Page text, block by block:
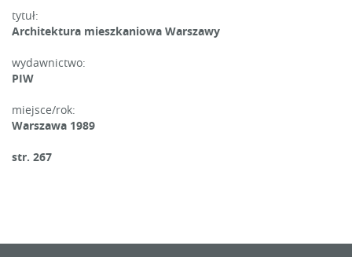
tytuł:
Architektura mieszkaniowa Warszawy
wydawnictwo:
PIW
miejsce/rok:
Warszawa 1989
str. 267